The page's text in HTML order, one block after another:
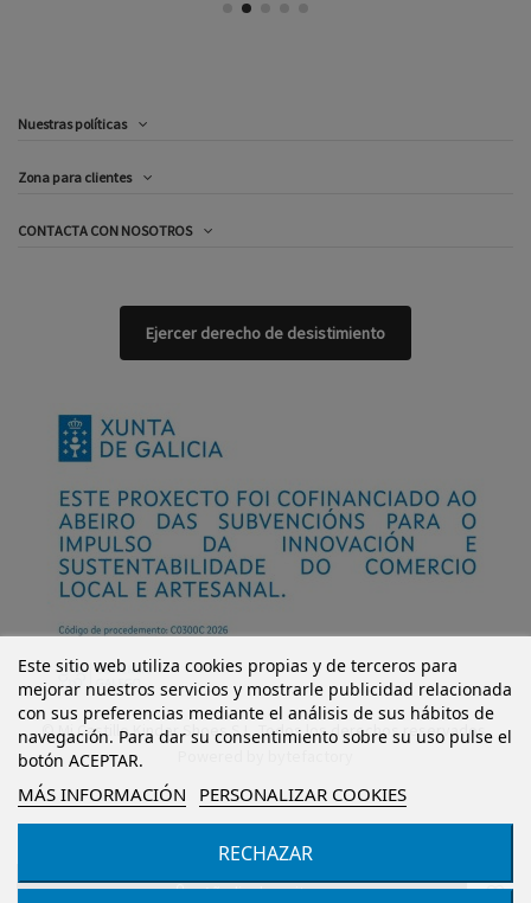
Añadir al carrito
Nuestras políticas
Zona para clientes
CONTACTA CON NOSOTROS
Este sitio web utiliza cookies propias y de terceros para
mejorar nuestros servicios y mostrarle publicidad relacionada
con sus preferencias mediante el análisis de sus hábitos de
navegación. Para dar su consentimiento sobre su uso pulse el
botón ACEPTAR.
MÁS INFORMACIÓN PERSONALIZAR COOKIES
RECHAZAR
Ejercer derecho de desistimiento
© Mi Castillo Kinder Shoes S.L. Todos los derechos reservados.